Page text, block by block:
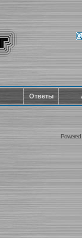
Ответы